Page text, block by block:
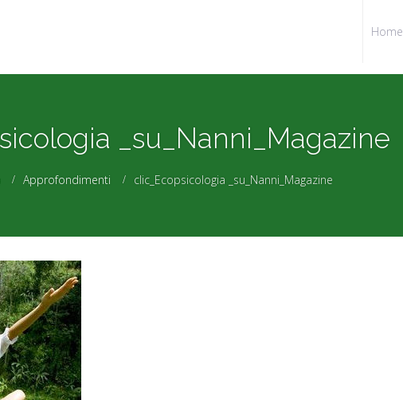
Home
_su_Nanni_Magazine
Approfondimenti clic_Ecopsicologia _su_Nanni_Magazine